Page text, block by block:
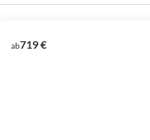
ab719 €